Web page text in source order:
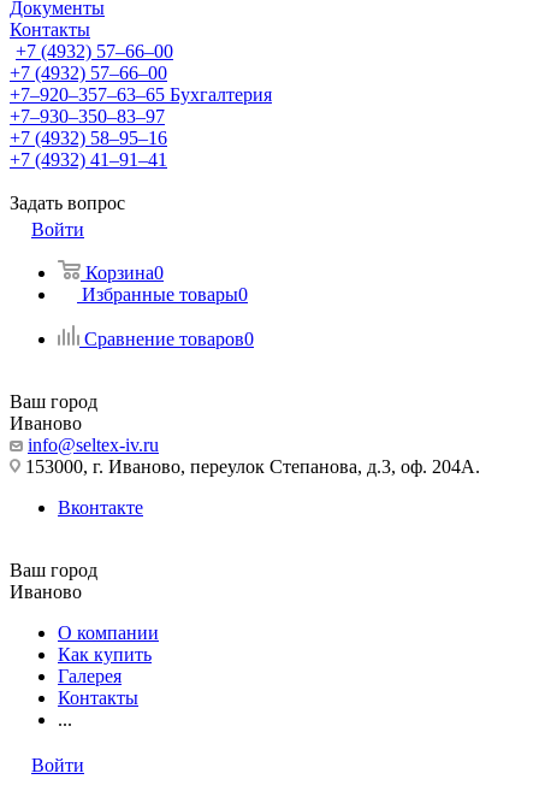
Документы
Контакты
+7 (4932) 57‒66‒00
+7 (4932) 57‒66‒00
+7‒920‒357‒63‒65 Бухгалтерия
+7‒930‒350‒83‒97
+7 (4932) 58‒95‒16
+7 (4932) 41‒91‒41
Задать вопрос
Войти
Корзина0
Избранные товары0
Сравнение товаров0
Ваш город
Иваново
info@seltex-iv.ru
153000, г. Иваново, переулок Степанова, д.3, оф. 204А.
Вконтакте
Ваш город
Иваново
О компании
Как купить
Галерея
Контакты
...
Войти